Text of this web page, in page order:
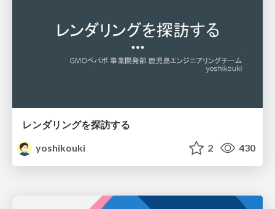
レンダリングを探訪する
yoshikouki
2 430